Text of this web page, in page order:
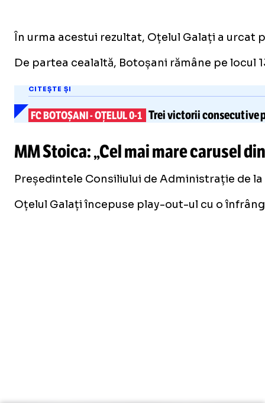
În urma acestui rezultat, Oțelul Galați a urcat
De partea cealaltă, Botoșani rămâne pe locul
CITEȘTE ȘI
FC BOTOȘANI-OȚELUL0-1 Trei victorii consecutive
MM Stoica: „Cel mai mare carusel
Președintele Consiliului de Administrație de
Oțelul Galați începuse play-out-ul cu o